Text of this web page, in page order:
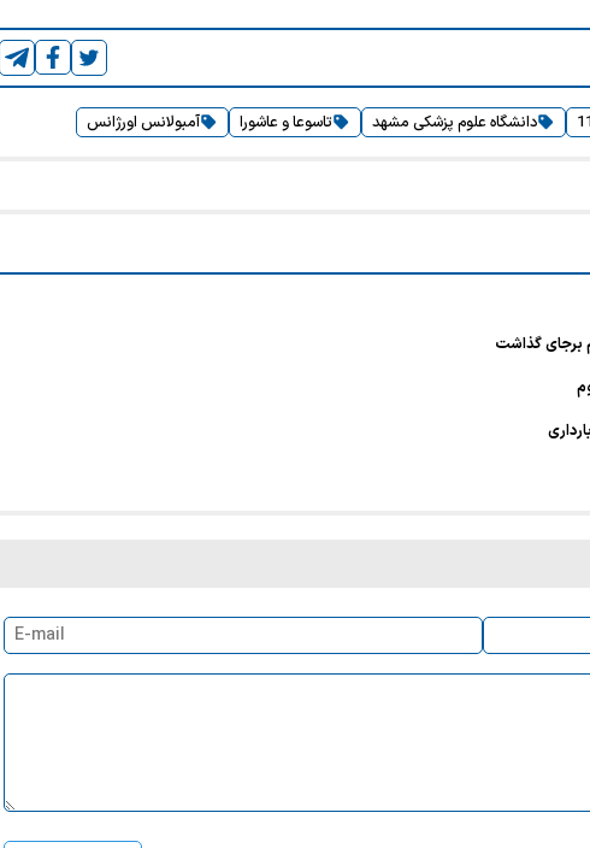
دانشگاه علوم پزشکی مشهد تاسوعا و عاشورا آمبولانس اورژانس